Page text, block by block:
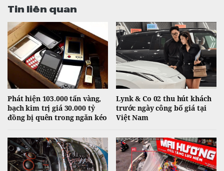
Tin liên quan
Phát hiện 103.000 tấn vàng,
bạch kim trị giá 30.000 tỷ
đồng bị quên trong ngăn kéo
Lynk & Co 02 thu hút khách
trước ngày công bố giá tại
Việt Nam